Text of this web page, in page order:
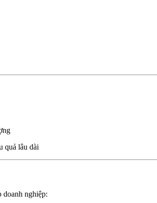
quả lâu dài
doanh nghiệp: